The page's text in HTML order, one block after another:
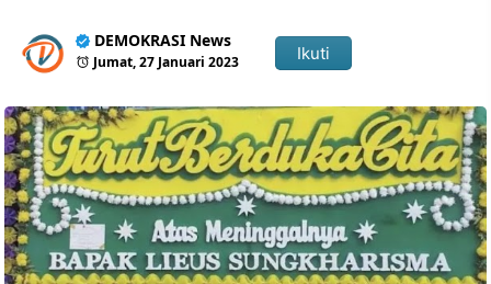
DEMOKRASI News
Jumat, 27 Januari 2023 Ikuti